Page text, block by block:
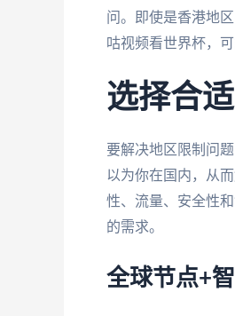
问。即使是香港地
咕视频看世界杯，
选择合
要解决地区限制问
以为你在国内，从
性、流量、安全性
的需求。
全球节点+